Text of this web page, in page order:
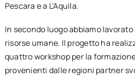
Pescara e a L’Aquila.
In secondo luogo abbiamo
risorse umane. Il progetto ha
quattro workshop per la
provenienti dalle regioni partner